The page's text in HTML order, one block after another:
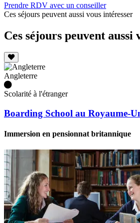
Prendre RDV avec un conseiller
Ces séjours peuvent aussi vous intéresser
Ces séjours peuvent aussi
Angleterre
Scolarité à l'étranger
Boarding School au Royaume-
Immersion en pensionnat britannique